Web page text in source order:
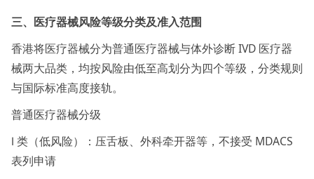
三、医疗器械风险等级分类及准入范围
香港将医疗器械分为普通医疗器械与体外诊断 IVD 医疗器
械两大品类，均按风险由低至高划分为四个等级，分类规则
与国际标准高度接轨。
普通医疗器械分级
Ⅰ 类（低风险）：压舌板、外科牵开器等，不接受 MDACS
表列申请